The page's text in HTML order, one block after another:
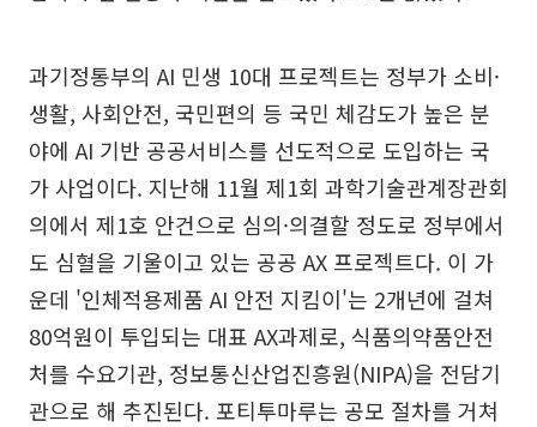
과기정통부의 AI 민생 10대 프로젝트는 정부가 소비·
생활, 사회안전, 국민편의 등 국민 체감도가 높은 분
야에 AI 기반 공공서비스를 선도적으로 도입하는 국
가 사업이다. 지난해 11월 제1회 과학기술관계장관회
의에서 제1호 안건으로 심의·의결할 정도로 정부에서
도 심혈을 기울이고 있는 공공 AX 프로젝트다. 이 가
운데 '인체적용제품 AI 안전 지킴이'는 2개년에 걸쳐
80억원이 투입되는 대표 AX과제로, 식품의약품안전
처를 수요기관, 정보통신산업진흥원(NIPA)을 전담기
관으로 해 추진된다. 포티투마루는 공모 절차를 거쳐